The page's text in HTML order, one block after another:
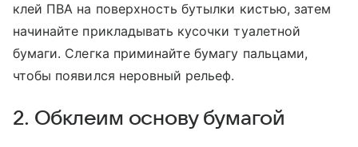
клей ПВА на поверхность бутылки кистью, затем
начинайте прикладывать кусочки туалетной
бумаги. Слегка приминайте бумагу пальцами,
чтобы появился неровный рельеф.
2. Обклеим основу бумагой